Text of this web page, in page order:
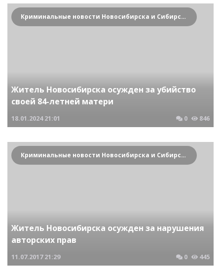
Криминальные новости Новосибирска и Сибирского региона
Житель Новосибирска осужден за убийство
своей 84-летней матери
18.01.2024 21:01 0 846
Криминальные новости Новосибирска и Сибирского региона
Житель Новосибирска осужден за нарушения
авторских прав
11.07.2017 21:29 0 445